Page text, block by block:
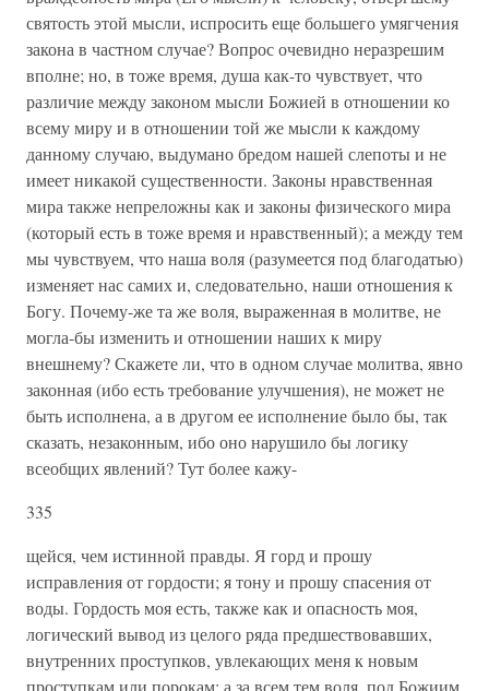
святость этой мысли, испросить еще большего умягчения
закона в частном случае? Вопрос очевидно неразрешим
вполне; но, в тоже время, душа как-то чувствует, что
различие между законом мысли Божией в отношении ко
всему миру и в отношении той же мысли к каждому
данному случаю, выдумано бредом нашей слепоты и не
имеет никакой существенности. Законы нравственная
мира также непреложны как и законы физического мира
(который есть в тоже время и нравственный); а между тем
мы чувствуем, что наша воля (разумеется под благодатью)
изменяет нас самих и, следовательно, наши отношения к
Богу. Почему-же та же воля, выраженная в молитве, не
могла-бы изменить и отношении наших к миру
внешнему? Скажете ли, что в одном случае молитва, явно
законная (ибо есть требование улучшения), не может не
быть исполнена, а в другом ее исполнение было бы, так
сказать, незаконным, ибо оно нарушило бы логику
всеобщих явлений? Тут более кажу-
335
щейся, чем истинной правды. Я горд и прошу
исправления от гордости; я тону и прошу спасения от
воды. Гордость моя есть, также как и опасность моя,
логический вывод из целого ряда предшествовавших,
внутренних проступков, увлекающих меня к новым
проступкам или порокам; а за всем тем воля, под Божиим